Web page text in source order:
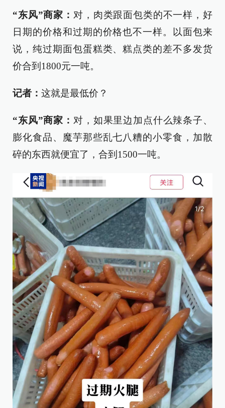
“东风”商家： 对，肉类跟面包类的不一样，好
日期的价格和过期的价格也不一样。以面包来
说，纯过期面包蛋糕类、糕点类的差不多发货
价合到1800元一吨。
记者： 这就是最低价？
“东风”商家： 对，如果里边加点什么辣条子、
膨化食品、魔芋那些乱七八糟的小零食，加散
碎的东西就便宜了，合到1500一吨。